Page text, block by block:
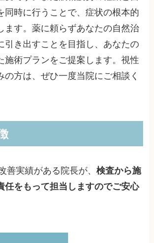
同時に行うことで、症状の根本的
ます。薬に頼らずあなたの自然治
引き出すことを目指し、あなたの
施術プランをご提案します。視性
の方は、ぜひ一度当院にご相談く
善実績がある院長が、検査から施
任をもって担当しますのでご安心